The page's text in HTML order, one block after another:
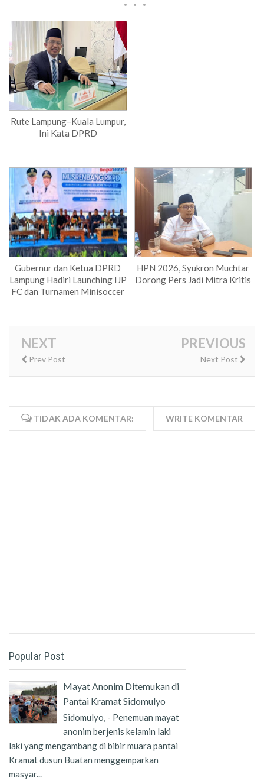
Rute Lampung–Kuala Lumpur,
Ini Kata DPRD
Gubernur dan Ketua DPRD
Lampung Hadiri Launching IJP
FC dan Turnamen Minisoccer
HPN 2026, Syukron Muchtar
Dorong Pers Jadi Mitra Kritis
NEXT
Prev Post
PREVIOUS
Next Post
TIDAK ADA KOMENTAR: WRITE KOMENTAR
Popular Post
Mayat Anonim Ditemukan di
Pantai Kramat Sidomulyo
Sidomulyo, - Penemuan mayat
anonim berjenis kelamin laki
laki yang mengambang di bibir muara pantai
Kramat dusun Buatan menggemparkan
masyar...